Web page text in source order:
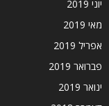
יוני 2019
מאי 2019
אפריל 2019
פברואר 2019
ינואר 2019